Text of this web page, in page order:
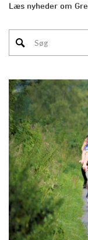
Læs nyheder om